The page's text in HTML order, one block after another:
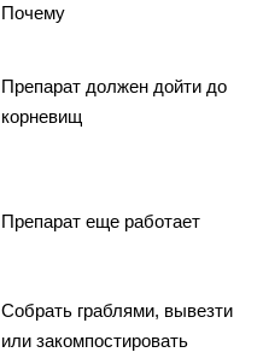
Почему
Препарат должен дойти до
корневищ
Препарат еще работает
Собрать граблями, вывезти
или закомпостировать